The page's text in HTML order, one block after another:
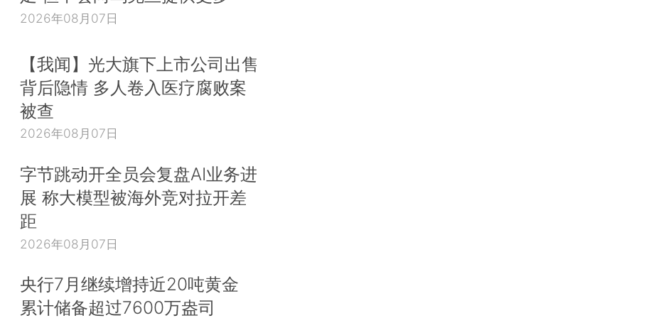
2026年08月07日
【我闻】光大旗下上市公司出售
背后隐情 多人卷入医疗腐败案
被查
2026年08月07日
字节跳动开全员会复盘AI业务进
展 称大模型被海外竞对拉开差
距
2026年08月07日
央行7月继续增持近20吨黄金
累计储备超过7600万盎司